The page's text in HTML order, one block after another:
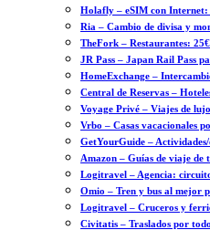
Holafly – eSIM con Internet:
Ria – Cambio de divisa y
TheFork – Restaurantes:
JR Pass – Japan Rail Pass
HomeExchange –
Central de Reservas –
Voyage Privé – Viajes de
Vrbo – Casas vacacionales
GetYourGuide –
Amazon – Guías de viaje de
Logitravel – Agencia:
Omio – Tren y bus al mejor
Logitravel – Cruceros y
Civitatis – Traslados por